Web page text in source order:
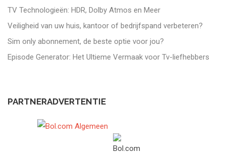
TV Technologieën: HDR, Dolby Atmos en Meer
Veiligheid van uw huis, kantoor of bedrijfspand verbeteren?
Sim only abonnement, de beste optie voor jou?
Episode Generator: Het Ultieme Vermaak voor Tv-liefhebbers
PARTNERADVERTENTIE